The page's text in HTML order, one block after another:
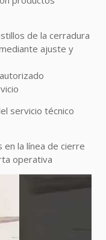
de la cerradura
ajuste y
servicio técnico
la línea de cierre
operativa